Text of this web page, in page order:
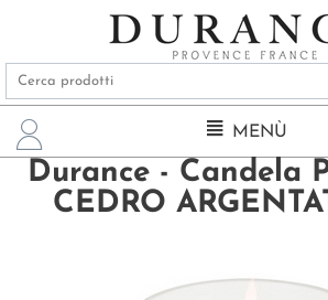
MENÙ
Durance - Candela
CEDRO